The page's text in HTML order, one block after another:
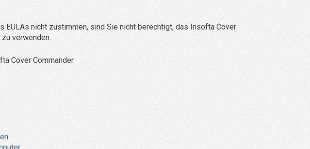
EULAs nicht zustimmen, sind Sie nicht berechtigt, das Insofta Cover
verwenden.
Cover Commander.